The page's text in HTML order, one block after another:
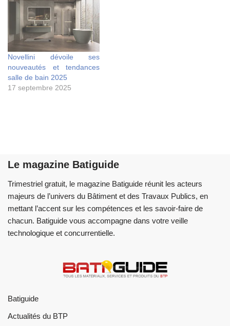
Novellini dévoile ses
nouveautés et tendances
salle de bain 2025
17 septembre 2025
Le magazine Batiguide
Trimestriel gratuit, le magazine Batiguide réunit les acteurs
majeurs de l’univers du Bâtiment et des Travaux Publics, en
mettant l’accent sur les compétences et les savoir-faire de
chacun. Batiguide vous accompagne dans votre veille
technologique et concurrentielle.
Batiguide
Actualités du BTP